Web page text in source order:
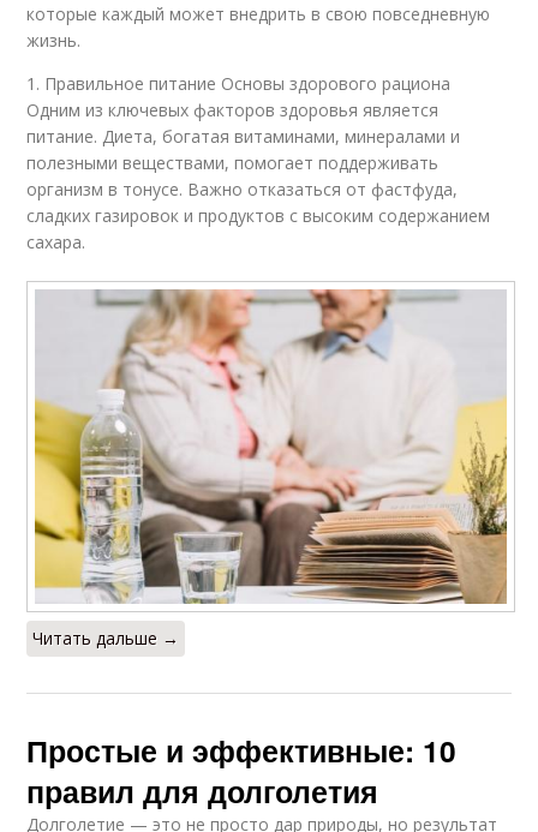
которые каждый может внедрить в свою повседневную
жизнь.
1. Правильное питание Основы здорового рациона
Одним из ключевых факторов здоровья является
питание. Диета, богатая витаминами, минералами и
полезными веществами, помогает поддерживать
организм в тонусе. Важно отказаться от фастфуда,
сладких газировок и продуктов с высоким содержанием
сахара.
Читать дальше →
Простые и эффективные: 10
правил для долголетия
Долголетие — это не просто дар природы, но результат